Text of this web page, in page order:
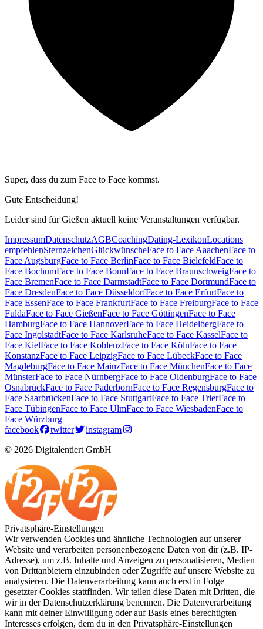
Super, dass du zum Face to Face kommst.
Gute Entscheidung!
Leider sind für Gießen aktuell keine Veranstaltungen verfügbar.
ImpressumDatenschutzAGBCoachingDating-LexikonLocations
empfehlenSternzeichenGlückwünscheFace to Face AaachenFace to
Face AugsburgFace to Face BerlinFace to Face BielefeldFace to
Face BochumFace to Face BonnFace to Face BraunschweigFace to
Face BremenFace to Face DarmstadtFace to Face DortmundFace to
Face DresdenFace to Face DüsseldorfFace to Face ErfurtFace to
Face EssenFace to Face FrankfurtFace to Face FreiburgFace to Face
FuldaFace to Face GießenFace to Face GöttingenFace to Face
HamburgFace to Face HannoverFace to Face HeidelbergFace to
Face IngolstadtFace to Face KarlsruheFace to Face KasselFace to
Face KielFace to Face KoblenzFace to Face KölnFace to Face
KonstanzFace to Face LeipzigFace to Face LübeckFace to Face
MagdeburgFace to Face MainzFace to Face MünchenFace to Face
MünsterFace to Face NürnbergFace to Face OldenburgFace to Face
OsnabrückFace to Face PaderbornFace to Face RegensburgFace to
Face SaarbrückenFace to Face StuttgartFace to Face TrierFace to
Face TübingenFace to Face UlmFace to Face WiesbadenFace to
Face Würzburg
facebook
twitter
instagram
© 2026 Digitalentiert GmbH
Privatsphäre-Einstellungen
Wir verwenden Cookies und ähnliche Technologien auf unserer
Website und verarbeiten personenbezogene Daten von dir (z.B. IP-
Adresse), um z.B. Inhalte und Anzeigen zu personalisieren, Medien
von Drittanbietern einzubinden oder Zugriffe auf unsere Website zu
analysieren. Die Datenverarbeitung kann auch erst in Folge
gesetzter Cookies stattfinden. Wir teilen diese Daten mit Dritten, die
wir in der Datenschutzerklärung benennen. Die Datenverarbeitung
kann mit deiner Einwilligung oder auf Basis eines berechtigten
Interesses erfolgen, dem du in den Privatsphäre-Einstellungen